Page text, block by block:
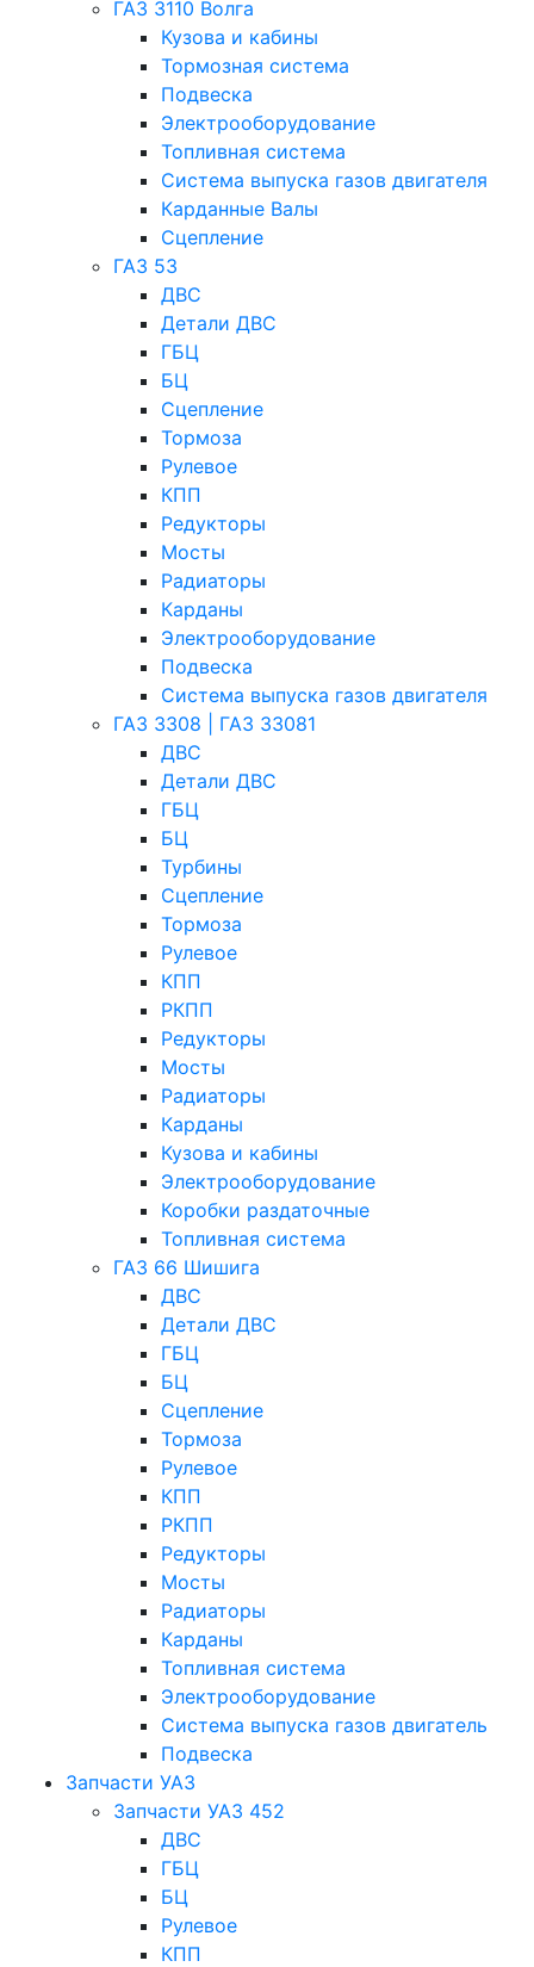
ГАЗ 3110 Волга
Кузова и кабины
Тормозная система
Подвеска
Электрооборудование
Топливная система
Система выпуска газов двигателя
Карданные Валы
Сцепление
ГАЗ 53
ДВС
Детали ДВС
ГБЦ
БЦ
Сцепление
Тормоза
Рулевое
КПП
Редукторы
Мосты
Радиаторы
Карданы
Электрооборудование
Подвеска
Система выпуска газов двигателя
ГАЗ 3308 | ГАЗ 33081
ДВС
Детали ДВС
ГБЦ
БЦ
Турбины
Сцепление
Тормоза
Рулевое
КПП
РКПП
Редукторы
Мосты
Радиаторы
Карданы
Кузова и кабины
Электрооборудование
Коробки раздаточные
Топливная система
ГАЗ 66 Шишига
ДВС
Детали ДВС
ГБЦ
БЦ
Сцепление
Тормоза
Рулевое
КПП
РКПП
Редукторы
Мосты
Радиаторы
Карданы
Топливная система
Электрооборудование
Система выпуска газов двигатель
Подвеска
Запчасти УАЗ
Запчасти УАЗ 452
ДВС
ГБЦ
БЦ
Рулевое
КПП